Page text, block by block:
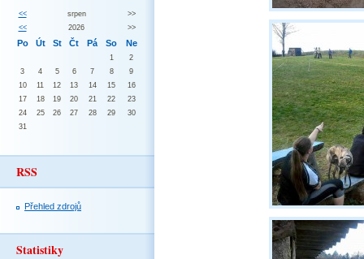
<< srpen
>>
<<
2026 >>
Po Út St Čt Pá So Ne
1
2
3
4 5 6 7 8
9
10
11 12 13 14 15
16
17
18 19 20 21 22
23
24
25 26 27 28 29
30
31
RSS
Přehled zdrojů
Statistiky